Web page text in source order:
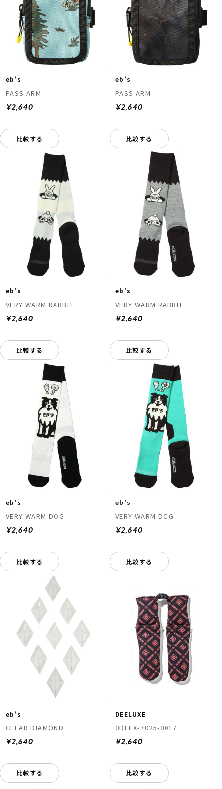
eb's
PASS ARM
¥2,640
比較する
eb's
PASS ARM
¥2,640
比較する
eb's
VERY WARM RABBIT
¥2,640
比較する
eb's
VERY WARM RABBIT
¥2,640
比較する
eb's
VERY WARM DOG
¥2,640
比較する
eb's
VERY WARM DOG
¥2,640
比較する
eb's
CLEAR DIAMOND
¥2,640
比較する
DEELUXE
0DELX-7025-0017
¥2,640
比較する